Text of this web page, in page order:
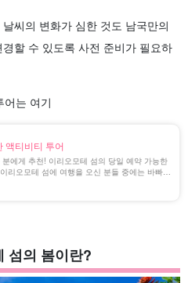
씨의 변화가 심한 것도 남국만의
할 수 있도록 사전 준비가 필요하
는 여기
액티비티 투어
에게 추천! 이리오모테 섬의 당일 예약 가능한
리오모테 섬에 여행을 오신 분들 중에는 바빠서
섬의 봄이란?